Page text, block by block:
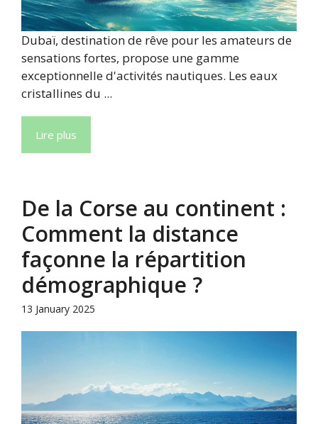
Dubaï, destination de rêve pour les amateurs de
sensations fortes, propose une gamme
exceptionnelle d'activités nautiques. Les eaux
cristallines du ...
Lire plus
De la Corse au continent :
Comment la distance
façonne la répartition
démographique ?
13 January 2025